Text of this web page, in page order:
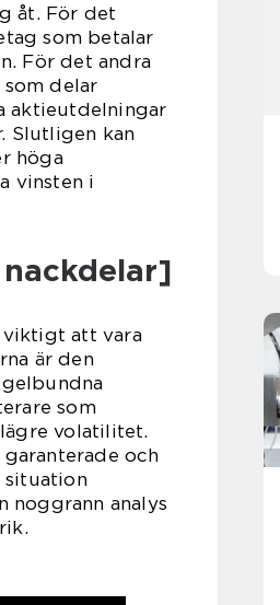
åt. För det
som betalar
För det andra
delar
aktieutdelningar
Slutligen kan
höga
vinsten i
viktigt att vara
är den
som
volatilitet.
och
situation
noggrann analys